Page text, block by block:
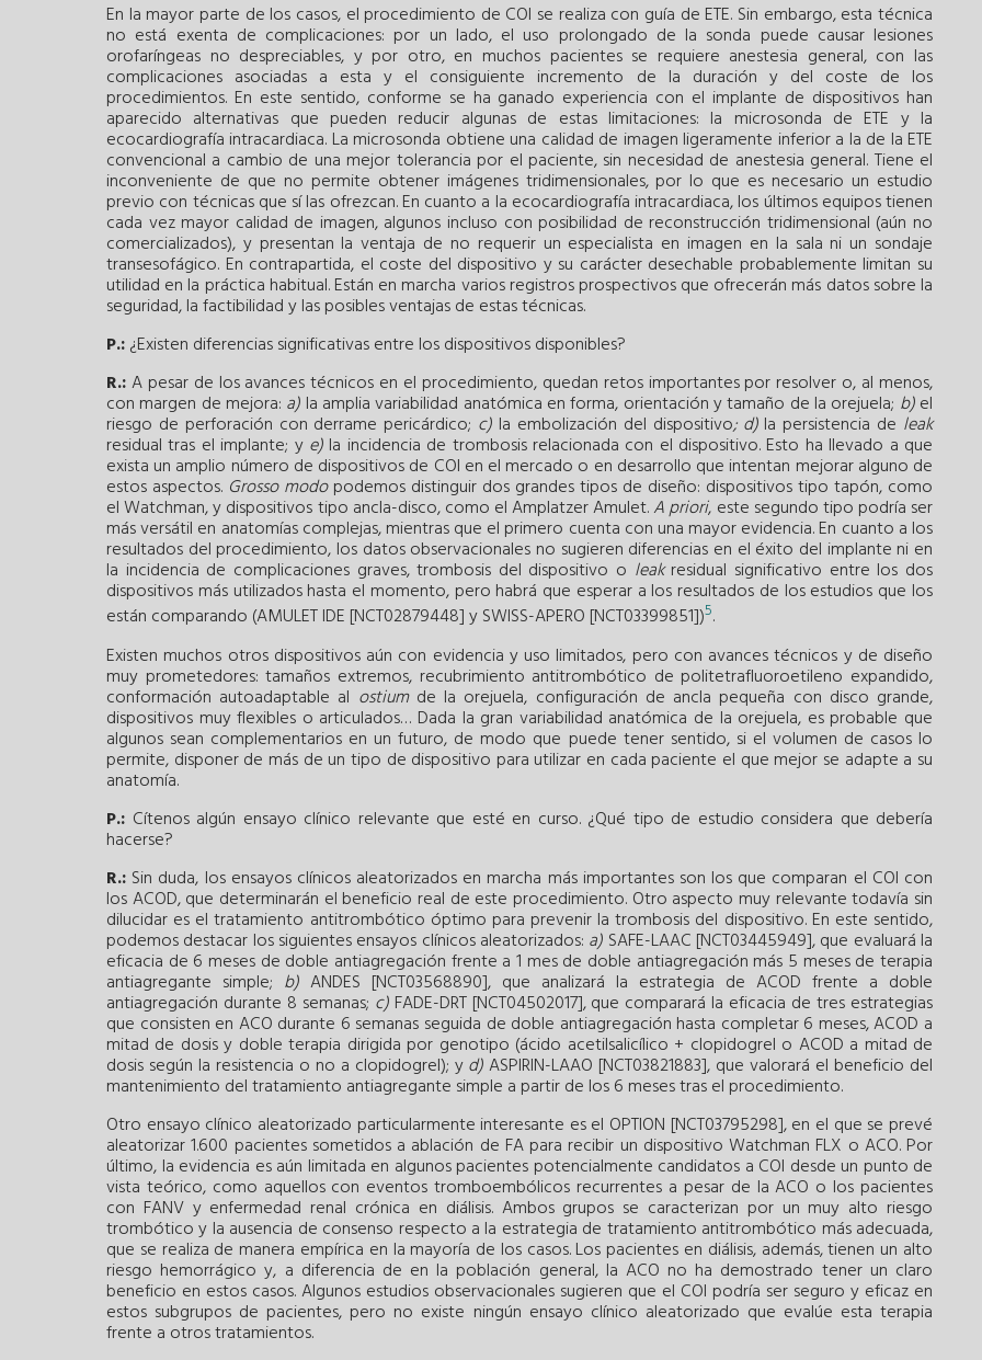
En la mayor parte de los casos, el procedimiento de COI se realiza con guía de ETE. Sin embargo, esta técnica
no está exenta de complicaciones: por un lado, el uso prolongado de la sonda puede causar lesiones
orofaríngeas no despreciables, y por otro, en muchos pacientes se requiere anestesia general, con las
complicaciones asociadas a esta y el consiguiente incremento de la duración y del coste de los
procedimientos. En este sentido, conforme se ha ganado experiencia con el implante de dispositivos han
aparecido alternativas que pueden reducir algunas de estas limitaciones: la microsonda de ETE y la
ecocardiografía intracardiaca. La microsonda obtiene una calidad de imagen ligeramente inferior a la de la ETE
convencional a cambio de una mejor tolerancia por el paciente, sin necesidad de anestesia general. Tiene el
inconveniente de que no permite obtener imágenes tridimensionales, por lo que es necesario un estudio
previo con técnicas que sí las ofrezcan. En cuanto a la ecocardiografía intracardiaca, los últimos equipos tienen
cada vez mayor calidad de imagen, algunos incluso con posibilidad de reconstrucción tridimensional (aún no
comercializados), y presentan la ventaja de no requerir un especialista en imagen en la sala ni un sondaje
transesofágico. En contrapartida, el coste del dispositivo y su carácter desechable probablemente limitan su
utilidad en la práctica habitual. Están en marcha varios registros prospectivos que ofrecerán más datos sobre la
seguridad, la factibilidad y las posibles ventajas de estas técnicas.
P.:¿Existen diferencias significativas entre los dispositivos disponibles?
R.:A pesar de los avances técnicos en el procedimiento, quedan retos importantes por resolver o, al menos,
con margen de mejora: a) la amplia variabilidad anatómica en forma, orientación y tamaño de la orejuela; b)el
riesgo de perforación con derrame pericárdico; c) la embolización del dispositivo; d)la persistencia de leak
residual tras el implante; y e)la incidencia de trombosis relacionada con el dispositivo. Esto ha llevado a que
exista un amplio número de dispositivos de COI en el mercado o en desarrollo que intentan mejorar alguno de
estos aspectos. Grosso modopodemos distinguir dos grandes tipos de diseño: dispositivos tipo tapón, como
el Watchman, y dispositivos tipo ancla-disco, como el Amplatzer Amulet.A priori, este segundo tipo podría ser
más versátil en anatomías complejas, mientras que el primero cuenta con una mayor evidencia. En cuanto a los
resultados del procedimiento, los datos observacionales no sugieren diferencias en el éxito del implante ni en
la incidencia de complicaciones graves, trombosis del dispositivo o leakresidual significativo entre los dos
dispositivos más utilizados hasta el momento, pero habrá que esperar a los resultados de los estudios que los
están comparando (AMULET IDE [NCT02879448] y SWISS-APERO [NCT03399851])5.
Existen muchos otros dispositivos aún con evidencia y uso limitados, pero con avances técnicos y de diseño
muy prometedores: tamaños extremos, recubrimiento antitrombótico de politetrafluoroetileno expandido,
conformación autoadaptable al ostiumde la orejuela, configuración de ancla pequeña con disco grande,
dispositivos muy flexibles o articulados… Dada la gran variabilidad anatómica de la orejuela, es probable que
algunos sean complementarios en un futuro, de modo que puede tener sentido, si el volumen de casos lo
permite, disponer de más de un tipo de dispositivo para utilizar en cada paciente el que mejor se adapte a su
anatomía.
P.: Cítenos algún ensayo clínico relevante que esté en curso. ¿Qué tipo de estudio considera que debería
hacerse?
R.: Sin duda, los ensayos clínicos aleatorizados en marcha más importantes son los que comparan el COI con
los ACOD, que determinarán el beneficio real de este procedimiento. Otro aspecto muy relevante todavía sin
dilucidar es el tratamiento antitrombótico óptimo para prevenir la trombosis del dispositivo. En este sentido,
podemos destacar los siguientes ensayos clínicos aleatorizados: a) SAFE-LAAC [NCT03445949], que evaluará la
eficacia de 6 meses de doble antiagregación frente a 1 mes de doble antiagregación más 5 meses de terapia
antiagregante simple; b) ANDES [NCT03568890], que analizará la estrategia de ACOD frente a doble
antiagregación durante 8 semanas; c)FADE-DRT [NCT04502017], que comparará la eficacia de tres estrategias
que consisten en ACO durante 6 semanas seguida de doble antiagregación hasta completar 6 meses, ACOD a
mitad de dosis y doble terapia dirigida por genotipo (ácido acetilsalicílico + clopidogrel o ACOD a mitad de
dosis según la resistencia o no a clopidogrel); yd)ASPIRIN-LAAO [NCT03821883], que valorará el beneficio del
mantenimiento del tratamiento antiagregante simple a partir de los 6 meses tras el procedimiento.
Otro ensayo clínico aleatorizado particularmente interesante es el OPTION [NCT03795298], en el que se prevé
aleatorizar 1.600 pacientes sometidos a ablación de FA para recibir un dispositivo Watchman FLX o ACO. Por
último, la evidencia es aún limitada en algunos pacientes potencialmente candidatos a COI desde un punto de
vista teórico, como aquellos con eventos tromboembólicos recurrentes a pesar de la ACO o los pacientes
con FANV y enfermedad renal crónica en diálisis. Ambos grupos se caracterizan por un muy alto riesgo
trombótico y la ausencia de consenso respecto a la estrategia de tratamiento antitrombótico más adecuada,
que se realiza de manera empírica en la mayoría de los casos. Los pacientes en diálisis, además, tienen un alto
riesgo hemorrágico y, a diferencia de en la población general, la ACO no ha demostrado tener un claro
beneficio en estos casos. Algunos estudios observacionales sugieren que el COI podría ser seguro y eficaz en
estos subgrupos de pacientes, pero no existe ningún ensayo clínico aleatorizado que evalúe esta terapia
frente a otros tratamientos.